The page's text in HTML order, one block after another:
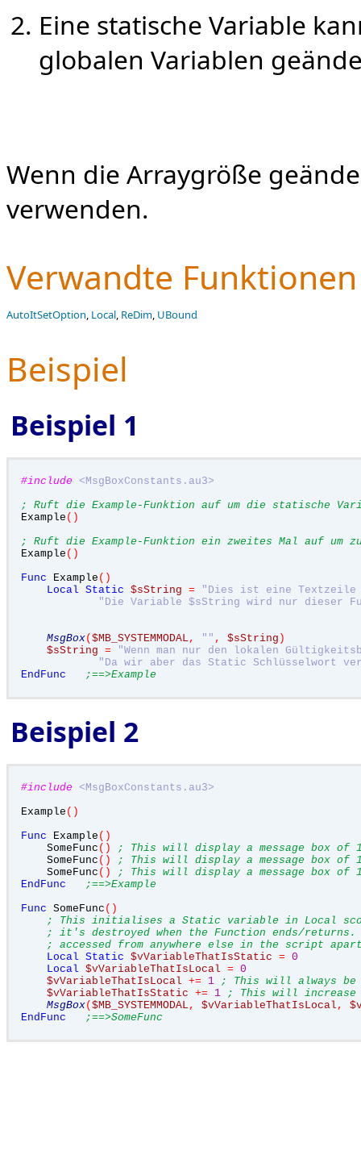
Eine statische Variable
globalen Variablen
Wenn die Arraygröße
verwenden.
Verwandte Funktionen
AutoItSetOption, Local, ReDim, UBound
Beispiel
Beispiel 1
#include <MsgBoxConstants.au3>
; Ruft die Example-Funktion auf um die statische
Example ()
; Ruft die Example-Funktion ein zweites Mal auf
Example ()
Func Example ()
Local Static $sString =
"Dies ist eine Textzeile
"Die Variable $sString wird nur dieser
MsgBox( $MB_SYSTEMMODAL , "" , $sString )
$sString =
"Wenn man nur den lokalen
"Da wir aber das Static Schlüsselwort
EndFunc
;==>Example
Beispiel 2
#include <MsgBoxConstants.au3>
Example ()
Func Example ()
SomeFunc ()
; This will display a message box of
SomeFunc ()
; This will display a message box of
SomeFunc ()
; This will display a message box of
EndFunc
;==>Example
Func SomeFunc ()
; This initialises a Static variable in Local
; it's destroyed when the Function ends/
; accessed from anywhere else in the script
Local Static $vVariableThatIsStatic = 0
Local $vVariableThatIsLocal = 0
$vVariableThatIsLocal += 1
; This will always be
$vVariableThatIsStatic += 1
; This will increase
MsgBox($MB_SYSTEMMODAL , $vVariableThatIsLocal ,
EndFunc
;==>SomeFunc